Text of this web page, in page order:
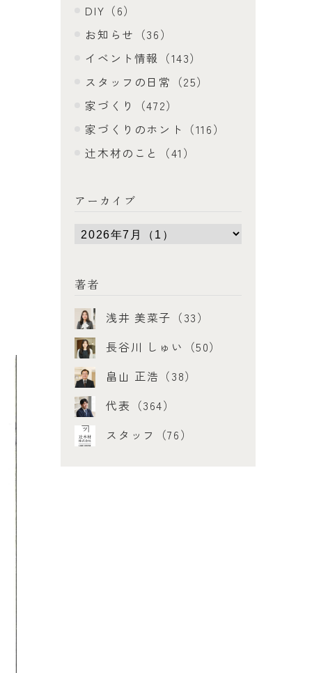
DIY（6）
お知らせ（36）
イベント情報（143）
スタッフの日常（25）
家づくり（472）
家づくりのホント（116）
辻木材のこと（41）
アーカイブ
著者
浅井 美菜子（33）
長谷川 しゅい（50）
畠山 正浩（38）
代表（364）
スタッフ（76）